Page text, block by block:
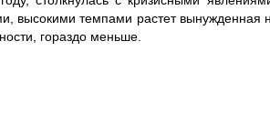
высокими темпами растет вынужденная
гораздо меньше.